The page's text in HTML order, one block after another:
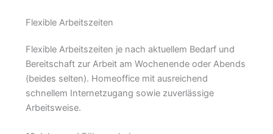
Flexible Arbeitszeiten
Flexible Arbeitszeiten je nach aktuellem Bedarf und
Bereitschaft zur Arbeit am Wochenende oder Abends
(beides selten). Homeoffice mit ausreichend
schnellem Internetzugang sowie zuverlässige
Arbeitsweise.